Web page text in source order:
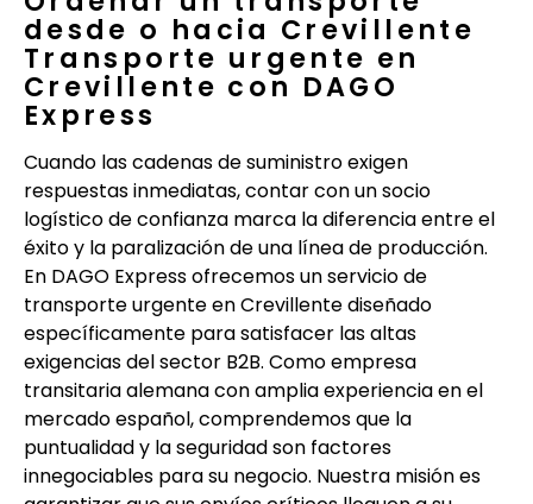
desde o hacia Crevillente
Transporte urgente en
Crevillente con DAGO
Express
Cuando las cadenas de suministro exigen
respuestas inmediatas, contar con un socio
logístico de confianza marca la diferencia entre el
éxito y la paralización de una línea de producción.
En DAGO Express ofrecemos un servicio de
transporte urgente en Crevillente diseñado
específicamente para satisfacer las altas
exigencias del sector B2B. Como empresa
transitaria alemana con amplia experiencia en el
mercado español, comprendemos que la
puntualidad y la seguridad son factores
innegociables para su negocio. Nuestra misión es